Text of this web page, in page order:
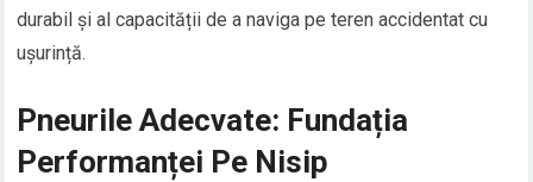
durabil și al capacității de a naviga pe teren accidentat cu
ușurință.
Pneurile Adecvate: Fundația
Performanței Pe Nisip